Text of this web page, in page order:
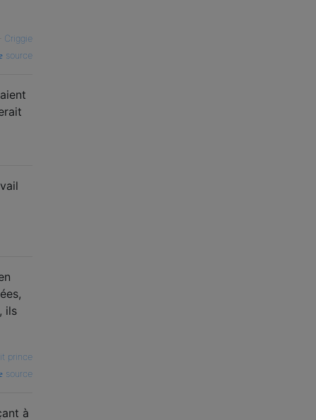
Criggie
source
ils
prince
source
à